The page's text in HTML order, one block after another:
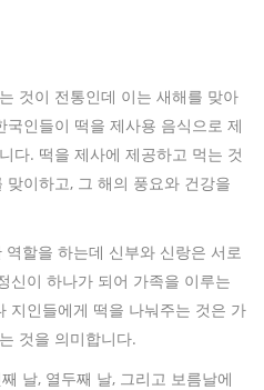
것이 전통인데 이는 새해를 맞아
인들이 떡을 제사용 음식으로 제
다. 떡을 제사에 제공하고 먹는 것
이하고, 그 해의 풍요와 건강을
할을 하는데 신부와 신랑은 서로
신이 하나가 되어 가족을 이루는
지인들에게 떡을 나눠주는 것은 가
것을 의미합니다.
날, 열두째 날, 그리고 보름날에